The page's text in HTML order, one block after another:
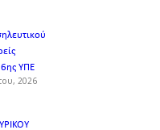
ΥΠΕ
2026